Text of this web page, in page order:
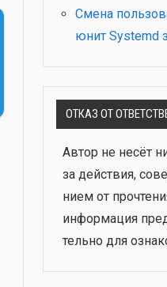
Смена
юнит Systemd
ОТКАЗ ОТ
Автор не несёт
за дей­ствия,
ни­ем от
инфор­ма­ция
тель­но для